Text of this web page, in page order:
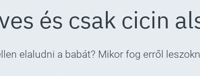
és csak cicin
elaludni a babát? Mikor fog erről